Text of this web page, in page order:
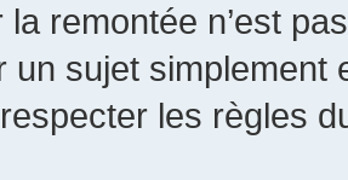
la remontée n’est
un sujet
les règles